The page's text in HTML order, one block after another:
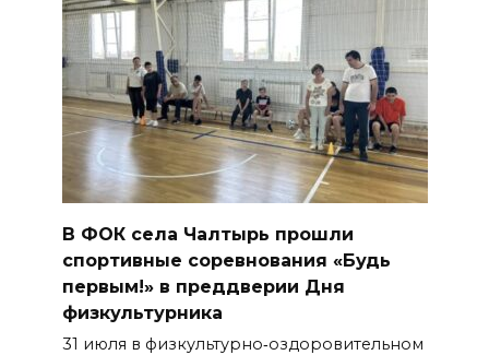
В ФОК села Чалтырь прошли
спортивные соревнования «Будь
первым!» в преддверии Дня
физкультурника
31 июля в физкультурно‑оздоровительном